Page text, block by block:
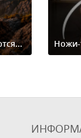
Ножи-